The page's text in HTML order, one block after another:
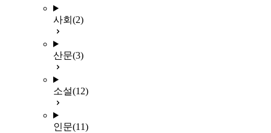
사회 (2)
산문(3)
소설(12)
인문(11)